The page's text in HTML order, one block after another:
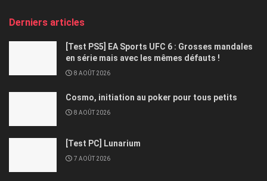
Derniers articles
[Test PS5] EA Sports UFC 6 : Grosses mandales
en série mais avec les mêmes défauts !
8 AOÛT 2026
Cosmo, initiation au poker pour tous petits
8 AOÛT 2026
[Test PC] Lunarium
7 AOÛT 2026